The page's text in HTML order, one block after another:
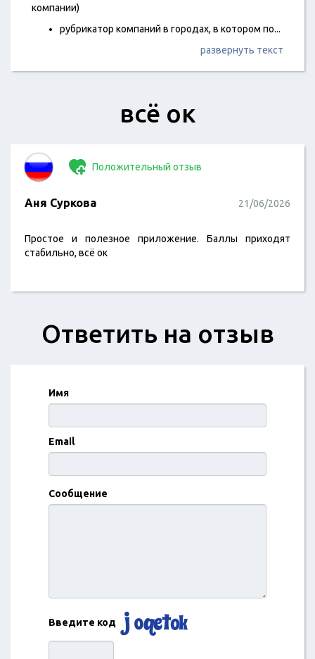
компании)
рубрикатор компаний в городах, в котором по...
развернуть текст
всё ок
Положительный отзыв
Аня Суркова 21/06/2026
Простое и полезное приложение. Баллы приходят
стабильно, всё ок
Ответить на отзыв
Имя
Email
Сообщение
Введите код